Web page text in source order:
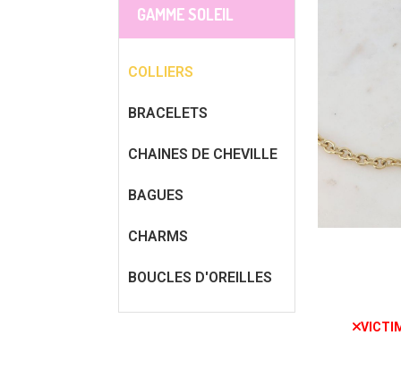
GAMME SOLEIL
COLLIERS
BRACELETS
CHAINES DE CHEVILLE
BAGUES
CHARMS
BOUCLES D'OREILLES